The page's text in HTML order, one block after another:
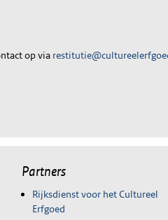
op via
Partners
Rijksdienst voor het Cultureel
Erfgoed